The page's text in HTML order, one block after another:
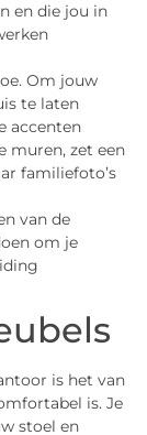
en die jou in
Om jouw
te laten
accenten
muren, zet een
familiefoto’s
van de
om je
is het van
is. Je
stoel en